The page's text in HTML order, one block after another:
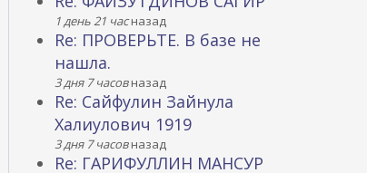
1 день 21 часназад
Re: ПРОВЕРЬТЕ. В базе не
нашла.
3 дня 7 часовназад
Re: Сайфулин Зайнула
Халиулович 1919
3 дня 7 часовназад
Re: ГАРИФУЛЛИН МАНСУР